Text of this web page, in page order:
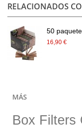
RELACIONADOS
50
16,90 €
MÁS
Box Filters